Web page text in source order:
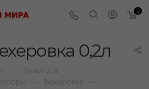
0
0,2л
Алкоголь
Бехеровка